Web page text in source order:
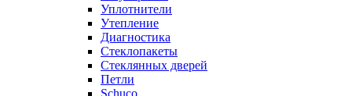
Уплотнители
Утепление
Диагностика
Стеклопакеты
Стеклянных дверей
Петли
Schuco